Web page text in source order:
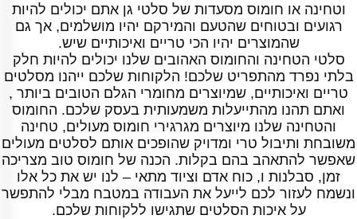
וטחינה או חומוס מסעדות של סלטי גן אתם יכולים להיות
רגועים ובטוחים שהטעם והמירקם יהיו מושלמים, אך גם
שהמוצרים יהיו הכי טריים ואיכותיים שיש.
סלטי הטחינה והחומוס האהובים שלנו יכולים להיות חלק
בלתי נפרד מהתפריט שלכם! הלקוחות שלכם ייהנו מסלטים
טריים ואיכותיים, שמיוצרים מחומרי הגלם הטובים ביותר ,
ואתם תהנו מהתייעלות משמעותית בעסק שלכם. החומוס
והטחינה שלנו מיוצרים מגרגירי חומוס מעולים, טחינה
משובחת ותיבול טרי ומדויק שהופכים אותם לסלטים מעולים
שאפשר להתאהב בהם בקלות. הכנה של חומוס טוב מצריכה
זמן, סבלנות ו, כוח אדם וציוד מתאי – לנו יש את כל אלו
ונשמח לעזור לכם לייעל את העבודה במטבח מבלי להתפשר
על איכות הסלטים שתגישו ללקוחות שלכם.